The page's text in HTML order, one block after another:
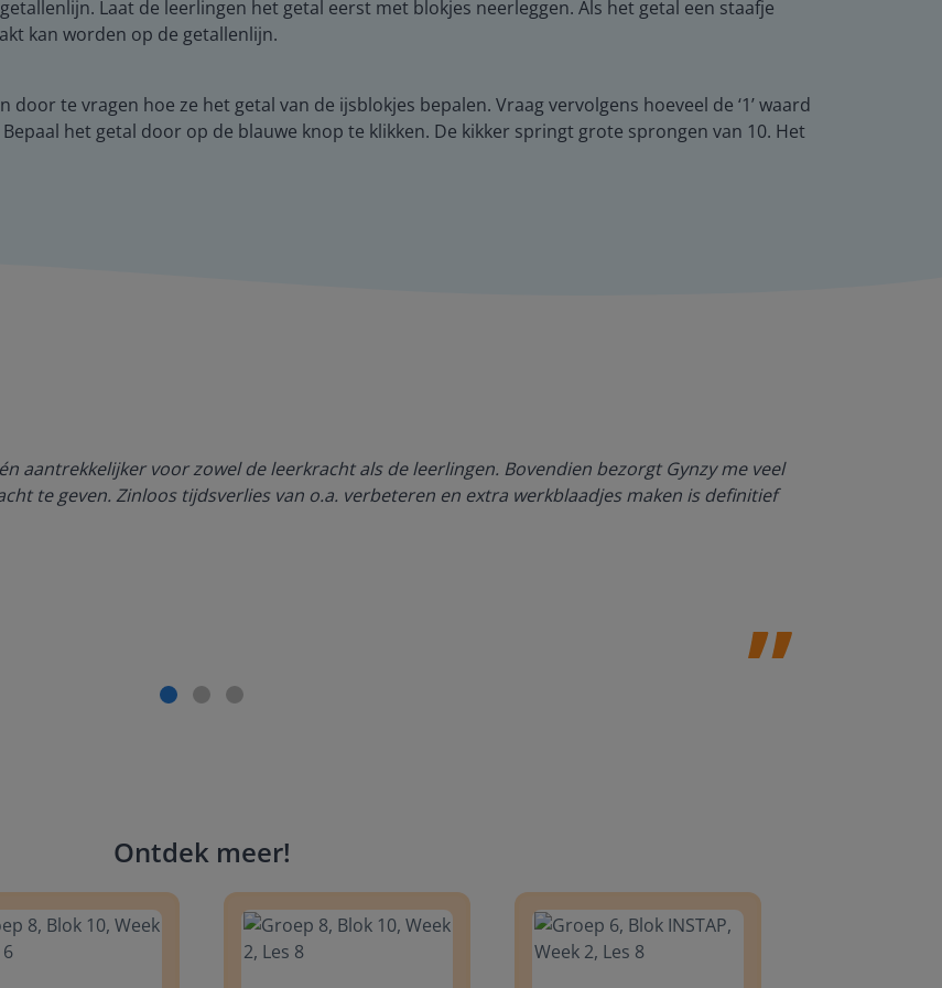
Laat de leerlingen het getal eerst met blokjes neerleggen. Als het getal een staafje
kan worden op de getallenlijn.
te vragen hoe ze het getal van de ijsblokjes bepalen. Vraag vervolgens hoeveel de ‘1’ waard
het getal door op de blauwe knop te klikken. De kikker springt grote sprongen van 10. Het
aantrekkelijker voor zowel de leerkracht als de leerlingen. Bovendien bezorgt Gynzy me veel
te geven. Zinloos tijdsverlies van o.a. verbeteren en extra werkblaadjes maken is definitief
Ontdek meer!